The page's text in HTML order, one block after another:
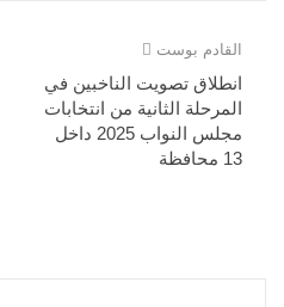
القادم بوست
انطلاق تصويت الناخبين في
المرحلة الثانية من انتخابات
مجلس النواب 2025 داخل
13 محافظة